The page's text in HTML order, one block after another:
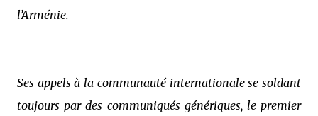
l’Arménie.
Ses appels à la communauté internationale se soldant
toujours par des communiqués génériques, le premier